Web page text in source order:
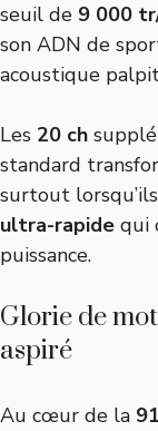
seuil de 9 000
son ADN de
acoustique
Les 20 ch
standard
surtout
ultra-rapide qui
puissance.
Glorie de
aspiré
Au cœur de la